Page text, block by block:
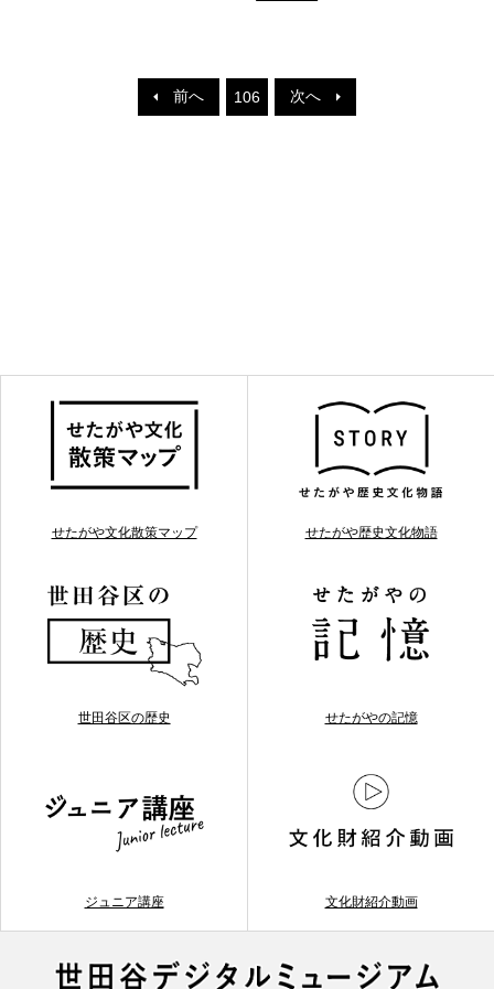
前へ 106 次へ
せたがや文化散策マップ せたがや歴史文化物語
世田谷区の歴史 せたがやの記憶
ジュニア講座 文化財紹介動画